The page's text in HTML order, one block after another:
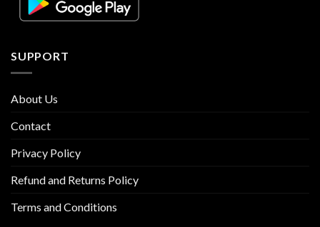
SUPPORT
About Us
Contact
Privacy Policy
Refund and Returns Policy
Terms and Conditions